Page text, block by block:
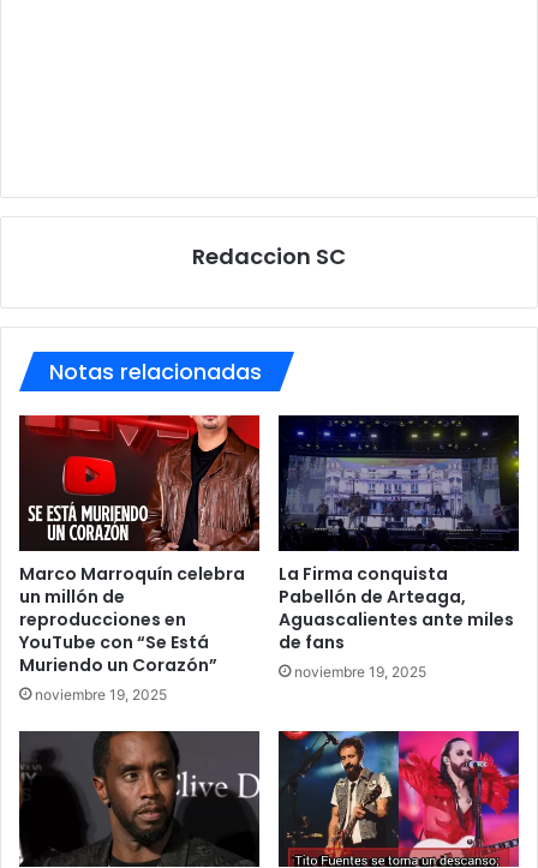
Redaccion SC
Notas relacionadas
Marco Marroquín celebra
un millón de
reproducciones en
YouTube con “Se Está
Muriendo un Corazón”
noviembre 19, 2025
La Firma conquista
Pabellón de Arteaga,
Aguascalientes ante miles
de fans
noviembre 19, 2025